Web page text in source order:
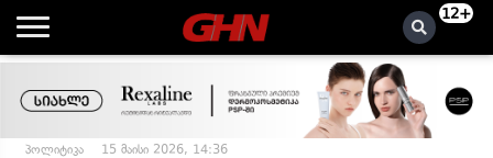
12+
პოლიტიკა 15 მაისი 2026, 14:36